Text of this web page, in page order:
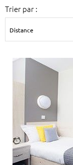
Type de location
Votre date
Trier par :